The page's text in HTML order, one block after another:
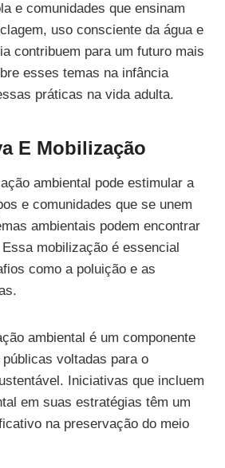
e comunidades que ensinam
uso consciente da água e
contribuem para um futuro mais
esses temas na infância
práticas na vida adulta.
E Mobilização
ambiental pode estimular a
e comunidades que se unem
ambientais podem encontrar
mobilização é essencial
como a poluição e as
ambiental é um componente
voltadas para o
Iniciativas que incluem
em suas estratégias têm um
na preservação do meio